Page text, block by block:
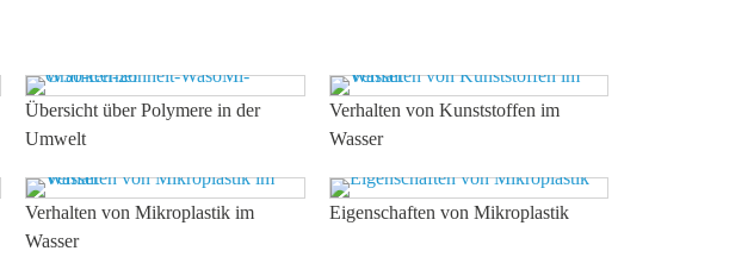
Übersicht über Polymere in der
Umwelt
Verhalten von Kunststoffen im
Wasser
Verhalten von Mikroplastik im
Wasser
Eigenschaften von Mikroplastik